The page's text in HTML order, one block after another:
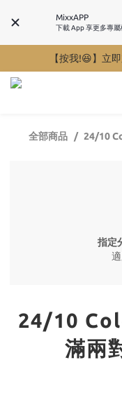
MixxAPP
下載 App 享更多專屬
【按我!😆】立
全部商品 24/10
指定
24/10
滿兩